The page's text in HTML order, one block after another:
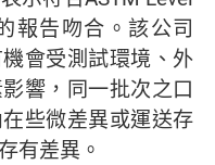
報告吻合。該公司
會受測試環境、外
響，同一批次之口
些微差異或運送存
有差異。